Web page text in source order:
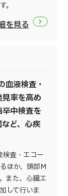
。
を見る
血液検査・
率を高め
中検査を
ど、心疾
査・エコー
ほか、頭部Ｍ
また、心臓エ
して行いま